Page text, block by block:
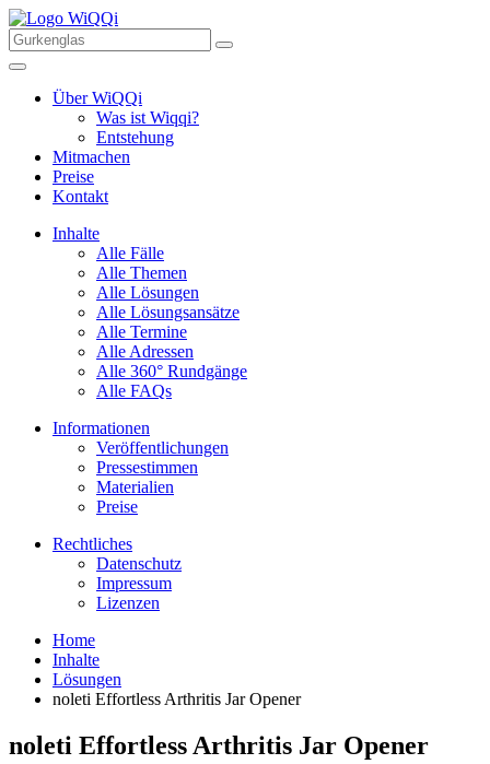
Über WiQQi
Was ist Wiqqi?
Entstehung
Mitmachen
Preise
Kontakt
Inhalte
Alle Fälle
Alle Themen
Alle Lösungen
Alle Lösungsansätze
Alle Termine
Alle Adressen
Alle 360° Rundgänge
Alle FAQs
Informationen
Veröffentlichungen
Pressestimmen
Materialien
Preise
Rechtliches
Datenschutz
Impressum
Lizenzen
Home
Inhalte
Lösungen
noleti Effortless Arthritis Jar Opener
noleti Effortless Arthritis Jar Opener